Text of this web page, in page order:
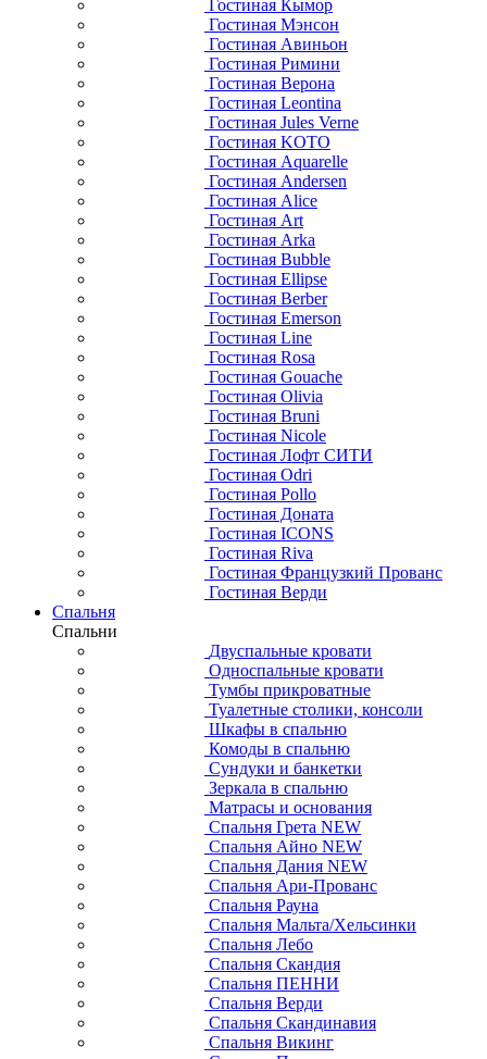
Гостиная Кымор
Гостиная Мэнсон
Гостиная Авиньон
Гостиная Римини
Гостиная Верона
Гостиная Leontina
Гостиная Jules Verne
Гостиная KOTO
Гостиная Aquarelle
Гостиная Andersen
Гостиная Alice
Гостиная Art
Гостиная Arka
Гостиная Bubble
Гостиная Ellipse
Гостиная Berber
Гостиная Emerson
Гостиная Line
Гостиная Rosa
Гостиная Gouache
Гостиная Olivia
Гостиная Bruni
Гостиная Nicole
Гостиная Лофт СИТИ
Гостиная Odri
Гостиная Pollo
Гостиная Доната
Гостиная ICONS
Гостиная Riva
Гостиная Французкий Прованс
Гостиная Верди
Спальня
Спальни
Двуспальные кровати
Односпальные кровати
Тумбы прикроватные
Туалетные столики, консоли
Шкафы в спальню
Комоды в спальню
Сундуки и банкетки
Зеркала в спальню
Матрасы и основания
Спальня Грета NEW
Спальня Айно NEW
Спальня Дания NEW
Спальня Ари-Прованс
Спальня Рауна
Спальня Мальта/Хельсинки
Спальня Лебо
Спальня Скандия
Спальня ПЕННИ
Спальня Верди
Спальня Скандинавия
Спальня Викинг